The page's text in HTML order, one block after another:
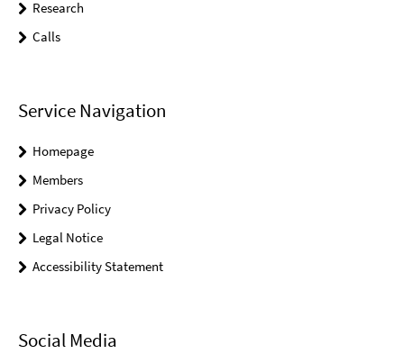
Research
Calls
Service Navigation
Homepage
Members
Privacy Policy
Legal Notice
Accessibility Statement
Social Media